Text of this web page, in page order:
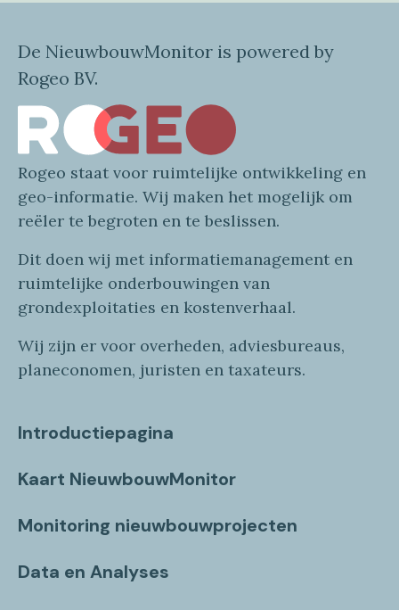
De NieuwbouwMonitor is powered by
Rogeo BV.
Rogeo staat voor ruimtelijke ontwikkeling en
geo-informatie. Wij maken het mogelijk om
reëler te begroten en te beslissen.
Dit doen wij met informatiemanagement en
ruimtelijke onderbouwingen van
grondexploitaties en kostenverhaal.
Wij zijn er voor overheden, adviesbureaus,
planeconomen, juristen en taxateurs.
Introductiepagina
Kaart NieuwbouwMonitor
Monitoring nieuwbouwprojecten
Data en Analyses